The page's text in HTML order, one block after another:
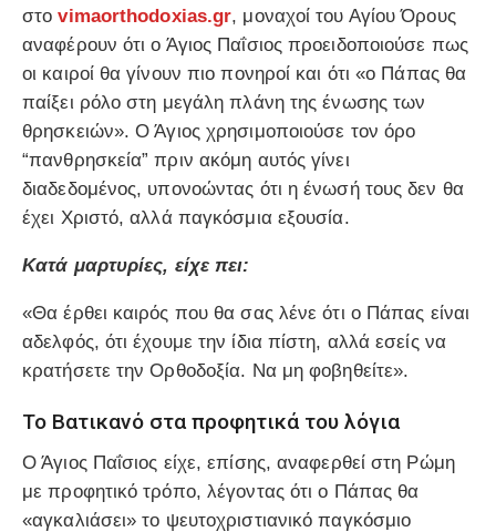
στοvimaorthodoxias.gr, μοναχοί του Αγίου Όρους
αναφέρουν ότι ο Άγιος Παΐσιος προειδοποιούσε πως
οι καιροί θα γίνουν πιο πονηροί και ότι «ο Πάπας θα
παίξει ρόλο στη μεγάλη πλάνη της ένωσης των
θρησκειών». Ο Άγιος χρησιμοποιούσε τον όρο
“πανθρησκεία” πριν ακόμη αυτός γίνει
διαδεδομένος, υπονοώντας ότι η ένωσή τους δεν θα
έχει Χριστό, αλλά παγκόσμια εξουσία.
Κατά μαρτυρίες, είχε πει:
«Θα έρθει καιρός που θα σας λένε ότι ο Πάπας είναι
αδελφός, ότι έχουμε την ίδια πίστη, αλλά εσείς να
κρατήσετε την Ορθοδοξία. Να μη φοβηθείτε».
Το Βατικανό στα προφητικά του λόγια
Ο Άγιος Παΐσιος είχε, επίσης, αναφερθεί στη Ρώμη
με προφητικό τρόπο, λέγοντας ότι ο Πάπας θα
«αγκαλιάσει» το ψευτοχριστιανικό παγκόσμιο